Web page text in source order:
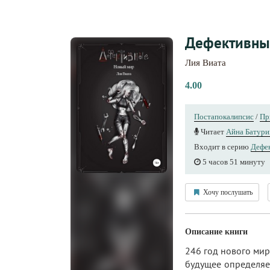
Лия Виата
4.00
Постапокалипсис /
Читает Айна
Входит в серию
5 часов 51 минуту
Хочу послушать
Описание книги
246 год нового
будущее